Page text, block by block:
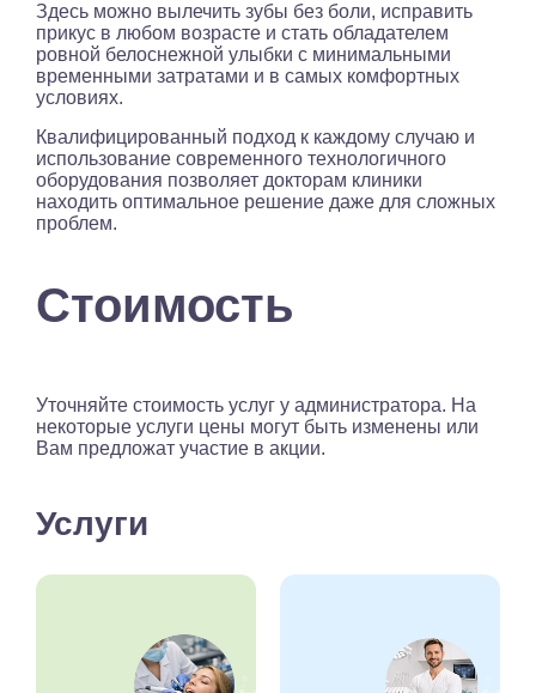
Здесь можно вылечить зубы без боли, исправить
прикус в любом возрасте и стать обладателем
ровной белоснежной улыбки с минимальными
временными затратами и в самых комфортных
условиях.
Квалифицированный подход к каждому случаю и
использование современного технологичного
оборудования позволяет докторам клиники
находить оптимальное решение даже для сложных
проблем.
Стоимость
Уточняйте стоимость услуг у администратора. На
некоторые услуги цены могут быть изменены или
Вам предложат участие в акции.
Услуги